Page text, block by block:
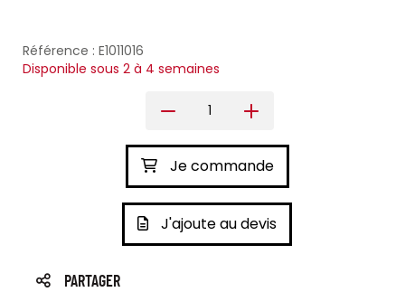
Référence : E1011016
Disponible sous 2 à 4 semaines
Je commande
J'ajoute au devis
PARTAGER